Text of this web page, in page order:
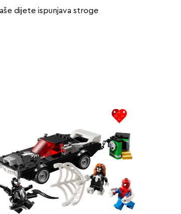
dijete ispunjava stroge